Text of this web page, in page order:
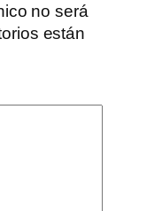
no será
están